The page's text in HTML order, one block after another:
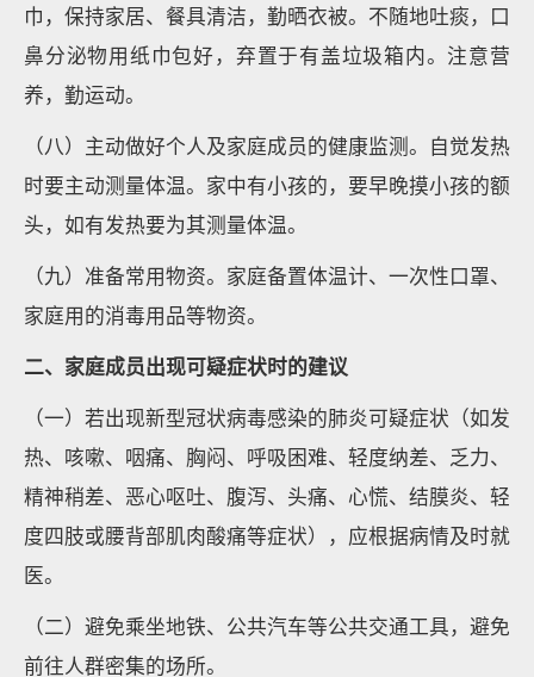
巾，保持家居、餐具清洁，勤晒衣被。不随地吐痰，口
鼻分泌物用纸巾包好，弃置于有盖垃圾箱内。注意营
养，勤运动。
（八）主动做好个人及家庭成员的健康监测。自觉发热
时要主动测量体温。家中有小孩的，要早晚摸小孩的额
头，如有发热要为其测量体温。
（九）准备常用物资。家庭备置体温计、一次性口罩、
家庭用的消毒用品等物资。
二、家庭成员出现可疑症状时的建议
（一）若出现新型冠状病毒感染的肺炎可疑症状（如发
热、咳嗽、咽痛、胸闷、呼吸困难、轻度纳差、乏力、
精神稍差、恶心呕吐、腹泻、头痛、心慌、结膜炎、轻
度四肢或腰背部肌肉酸痛等症状），应根据病情及时就
医。
（二）避免乘坐地铁、公共汽车等公共交通工具，避免
前往人群密集的场所。